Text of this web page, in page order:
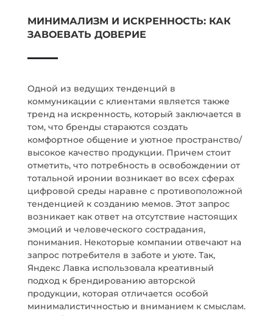
МИНИМАЛИЗМ И ИСКРЕННОСТЬ: КАК
ЗАВОЕВАТЬ ДОВЕРИЕ
Одной из ведущих тенденций в
коммуникации с клиентами является также
тренд на искренность, который заключается в
том, что бренды стараются создать
комфортное общение и уютное пространство/
высокое качество продукции. Причем стоит
отметить, что потребность в освобождении от
тотальной иронии возникает во всех сферах
цифровой среды наравне с противоположной
тенденцией к созданию мемов. Этот запрос
возникает как ответ на отсутствие настоящих
эмоций и человеческого сострадания,
понимания. Некоторые компании отвечают на
запрос потребителя в заботе и уюте. Так,
Яндекс Лавка использовала креативный
подход к брендированию авторской
продукции, которая отличается особой
минималистичностью и вниманием к смыслам.